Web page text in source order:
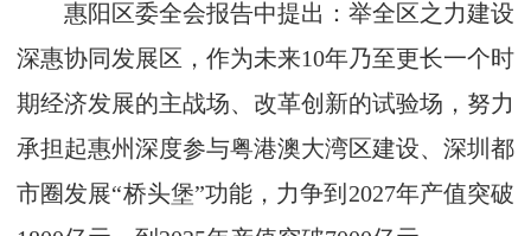
惠阳区委全会报告中提出：举全区之力建设
深惠协同发展区，作为未来10年乃至更长一个时
期经济发展的主战场、改革创新的试验场，努力
承担起惠州深度参与粤港澳大湾区建设、深圳都
市圈发展“桥头堡”功能，力争到2027年产值突破